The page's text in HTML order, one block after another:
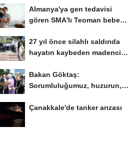
Camii'nde...
Almanya'ya gen tedavisi
gören SMA'lı Teoman bebek
27 yıl önce silahlı saldırıda
hayatın kaybeden madenci
Bakan Göktaş:
Sorumluluğumuz, huzurun,
da...
Çanakkale'de tanker arızası